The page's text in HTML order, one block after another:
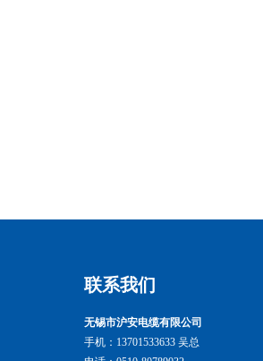
联系我们
无锡市沪安电缆有限公司
手机：13701533633 吴总